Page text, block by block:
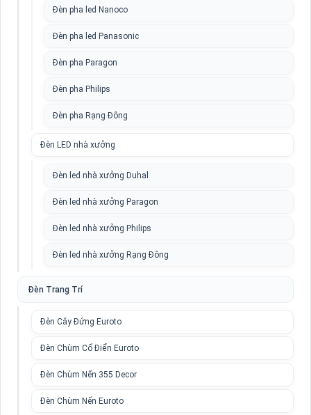
Đèn pha led Nanoco
Đèn pha led Panasonic
Đèn pha Paragon
Đèn pha Philips
Đèn pha Rạng Đông
Đèn LED nhà xưởng
Đèn led nhà xưởng Duhal
Đèn led nhà xưởng Paragon
Đèn led nhà xưởng Philips
Đèn led nhà xưởng Rạng Đông
Đèn Trang Trí
Đèn Cây Đứng Euroto
Đèn Chùm Cổ Điển Euroto
Đèn Chùm Nến 355 Decor
Đèn Chùm Nến Euroto